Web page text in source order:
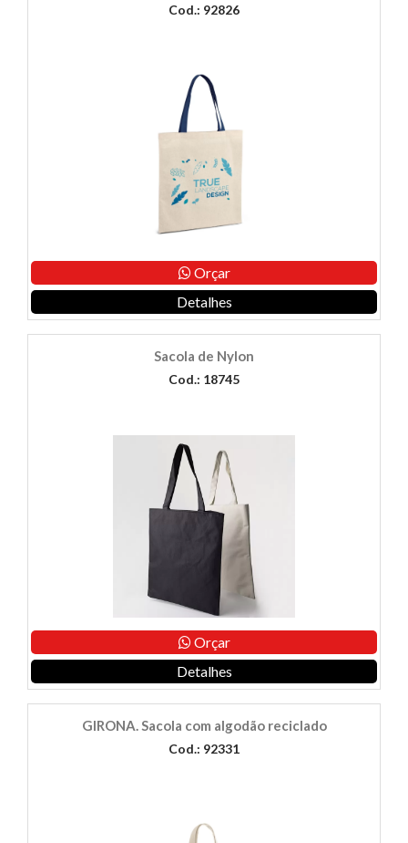
Cod.: 92826
Orçar
Detalhes
Sacola de Nylon
Cod.: 18745
Orçar
Detalhes
GIRONA. Sacola com algodão reciclado
Cod.: 92331